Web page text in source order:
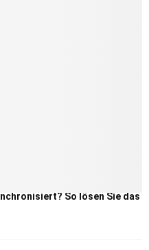
So lösen Sie das